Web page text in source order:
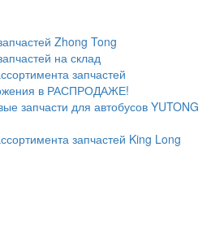
Zhong Tong
на склад
запчастей
в РАСПРОДАЖЕ!
запчасти для автобусов YUTONG
запчастей King Long